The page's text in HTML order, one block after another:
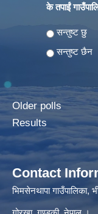
के तपाईं
Choices
सन्तुष्ट छु
सन्तुष्ट छैन
Older polls
Results
Contact
भिमसेनथापा गाउँपालिका,